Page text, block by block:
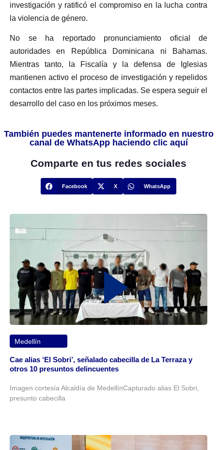
investigación y ratificó el compromiso en la lucha contra
la violencia de género.
No se ha reportado pronunciamiento oficial de
autoridades en República Dominicana ni Bahamas.
Mientras tanto, la Fiscalía y la defensa de Iglesias
mantienen activo el proceso de investigación y repelidos
contactos entre las partes implicadas. Se espera seguir el
desarrollo del caso en los próximos meses.
También puedes mantenerte informado en nuestro
canal de WhatsApp haciendo clic aquí
Comparte en tus redes sociales
Facebook X WhatsApp
Medellín
Cae alias ‘El Sobri’, señalado cabecilla de La Terraza y
otros 10 presuntos delincuentes
Imagen cortesía Alcaldía de MedellínCapturado alias El Sobri,
presunto cabecilla